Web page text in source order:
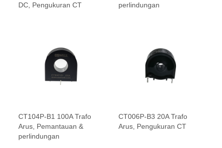
DC, Pengukuran CT
perlindungan
CT104P-B1 100A Trafo
Arus, Pemantauan &
perlindungan
CT006P-B3 20A Trafo
Arus, Pengukuran CT